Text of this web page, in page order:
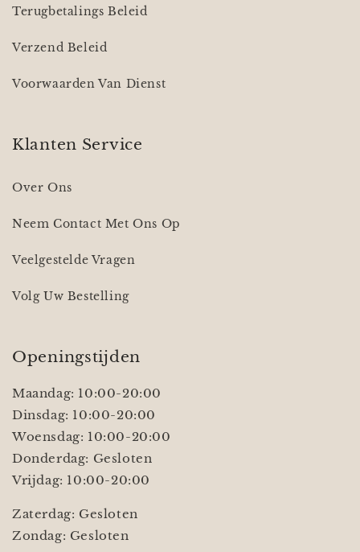
Terugbetalings Beleid
Verzend Beleid
Voorwaarden Van Dienst
Klanten Service
Over Ons
Neem Contact Met Ons Op
Veelgestelde Vragen
Volg Uw Bestelling
Openingstijden
Maandag: 10:00-20:00
Dinsdag: 10:00-20:00
Woensdag: 10:00-20:00
Donderdag: Gesloten
Vrijdag: 10:00-20:00
Zaterdag: Gesloten
Zondag: Gesloten